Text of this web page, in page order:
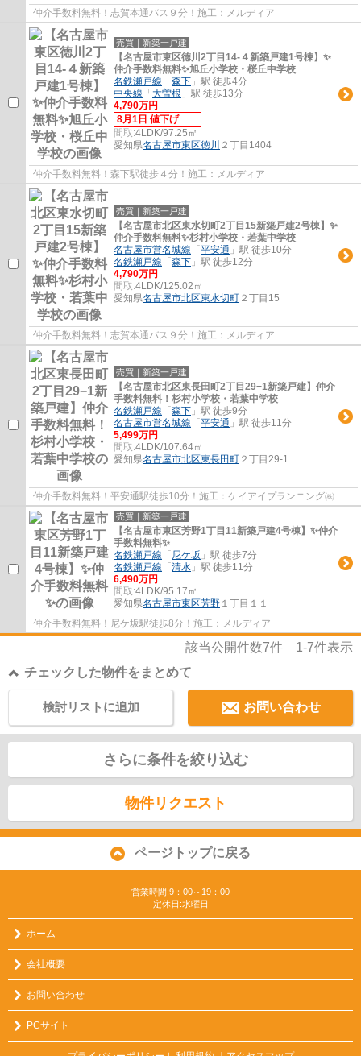
仲介手数料無料！志賀本通バス９分！施工：メルディア
売買｜新築一戸建
【名古屋市東区徳川2丁目14-４新築戸建1号棟】✨️
仲介手数料無料✨️旭丘小学校・桜丘中学校
名鉄瀬戸線 「 森下 」駅 徒歩4分
中央線 「 大曽根 」駅 徒歩13分
4,790万円
8月1日 値下げ
間取:4LDK/97.25㎡
愛知県名古屋市東区徳川 ２丁目1404
仲介手数料無料！森下駅徒歩４分！施工：メルディア
売買｜新築一戸建
【名古屋市北区東水切町2丁目15新築戸建2号棟】✨️
仲介手数料無料✨️杉村小学校・若葉中学校
名古屋市営名城線 「 平安通 」駅 徒歩10分
名鉄瀬戸線 「 森下 」駅 徒歩12分
4,790万円
間取:4LDK/125.02㎡
愛知県名古屋市北区東水切町 ２丁目15
仲介手数料無料！志賀本通バス９分！施工：メルディア
売買｜新築一戸建
【名古屋市北区東長田町2丁目29−1新築戸建】仲介
手数料無料！杉村小学校・若葉中学校
名鉄瀬戸線 「 森下 」駅 徒歩9分
名古屋市営名城線 「 平安通 」駅 徒歩11分
5,499万円
間取:4LDK/107.64㎡
愛知県名古屋市北区東長田町 ２丁目29-1
仲介手数料無料！平安通駅徒歩10分！施工：ケイアイプランニング㈱
売買｜新築一戸建
【名古屋市東区芳野1丁目11新築戸建4号棟】✨️仲介
手数料無料✨️
名鉄瀬戸線 「 尼ケ坂 」駅 徒歩7分
名鉄瀬戸線 「 清水 」駅 徒歩11分
6,490万円
間取:4LDK/95.17㎡
愛知県名古屋市東区芳野 １丁目１１
仲介手数料無料！尼ケ坂駅徒歩8分！施工：メルディア
該当公開件数7件 1-7件表示
チェックした物件をまとめて
お問い合わせ
検討リストに追加
さらに条件を絞り込む
物件リクエスト
ページトップに戻る
営業時間:9：00～19：00
定休日:水曜日
ホーム
会社概要
お問い合わせ
PCサイト